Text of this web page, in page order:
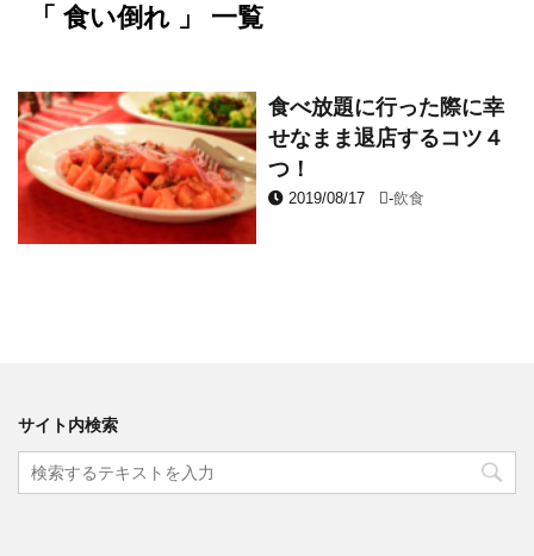
「 食い倒れ 」 一覧
食べ放題に行った際に幸
せなまま退店するコツ４
つ！
2019/08/17 -飲食
サイト内検索